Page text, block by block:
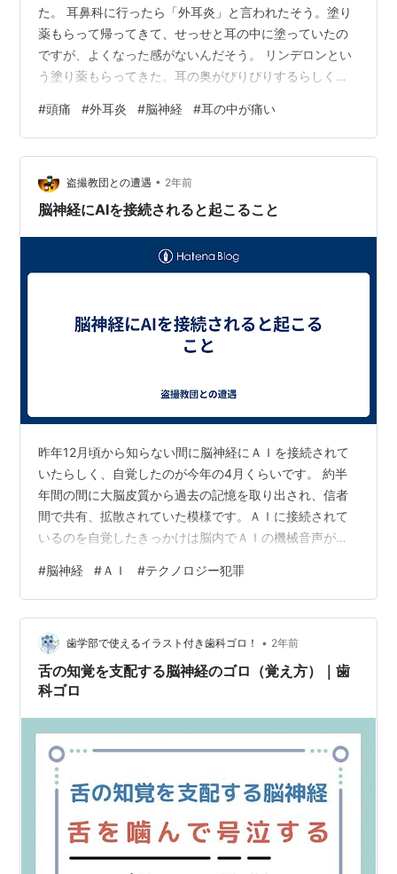
た。 耳鼻科に行ったら「外耳炎」と言われたそう。塗り
薬もらって帰ってきて、せっせと耳の中に塗っていたの
ですが、よくなった感がないんだそう。 リンデロンとい
う塗り薬もらってきた。耳の奥がぴりぴりするらしく、
ると、 これってホントに外耳炎？もしかして脳じゃない
のかな？ と考える旦那です。 うちの旦那、不安が強いタ
イプ。 こう考えると、あーでもない、こーでもないと、
いろんな病気を検索して、自分にちょっとでも当てはま
ったらどんどん疑って、自分の症状にいろんな病名をつ
#頭痛 #外耳炎 #脳神経 #耳の中が痛い
盗撮教団との遭遇 • 2年前
脳神経にAIを接続されると起こること
昨年12月頃から知らない間に脳神経にＡＩを接続されて
いたらしく、自覚したのが今年の4月くらいです。 約半
年間の間に大脳皮質から過去の記憶を取り出され、信者
間で共有、拡散されていた模様です。ＡＩに接続されて
いるのを自覚したきっかけは脳内でＡＩの機械音声が送
いるのは珍しい事らしいので、これから被害に遭う可能
性のある人たちのために、何が起こるか素人の自分なり
に書いてみたいと思います。 分かりやすく一日の間に何
が起こるのか、平日の朝から順に羅列してみます。 （あ
まりにも性被害が多いので、ほとんど性被害報告みたい
になると思います） ◆朝 目覚めと共にＡ…
#脳神経 #ＡＩ #テクノロジー犯罪
歯学部で使えるイラスト付き歯科ゴロ！ • 2年前
舌の知覚を支配する脳神経のゴロ（覚え方）｜歯
科ゴロ